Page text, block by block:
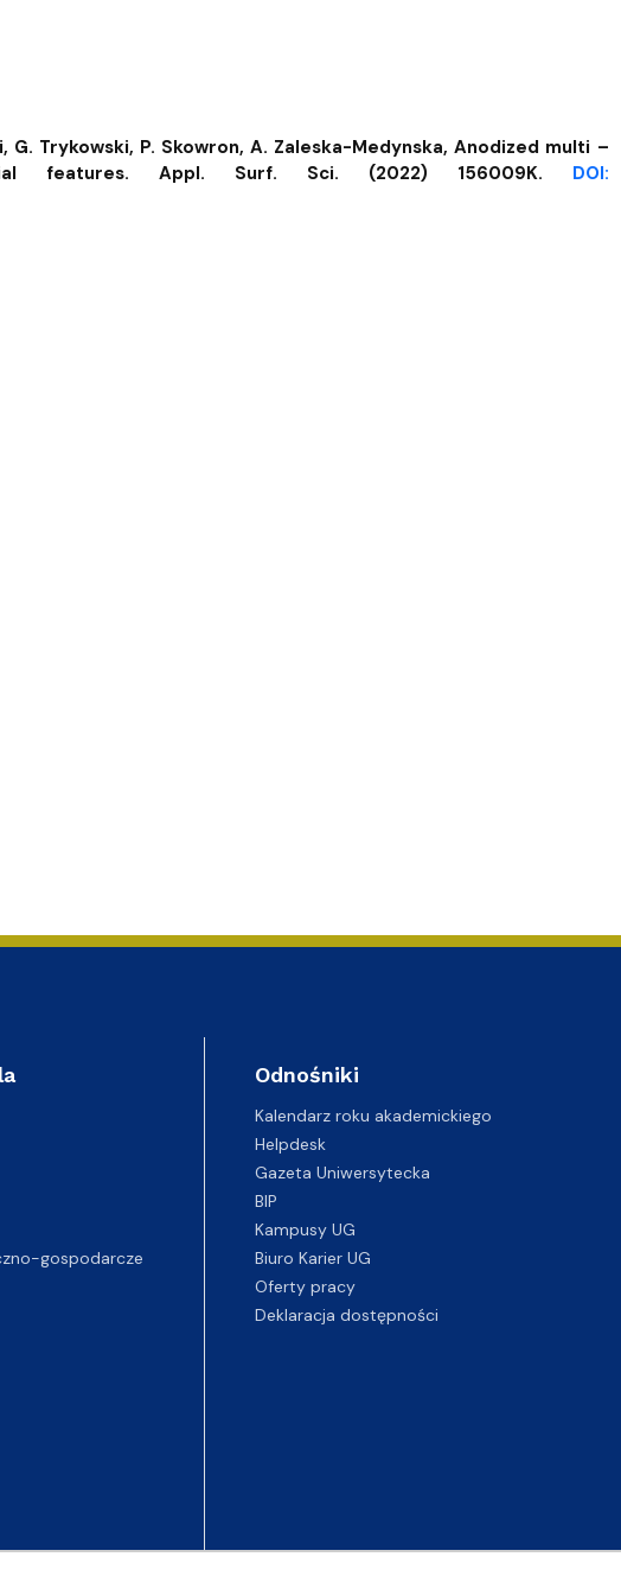
G. Trykowski, P. Skowron, A. Zaleska-Medynska, Anodized multi –
features. Appl. Surf. Sci. (2022) 156009K. DOI:
gospodarcze
Odnośniki
Kalendarz roku akademickiego
Helpdesk
Gazeta Uniwersytecka
BIP
Kampusy UG
Biuro Karier UG
Oferty pracy
Deklaracja dostępności